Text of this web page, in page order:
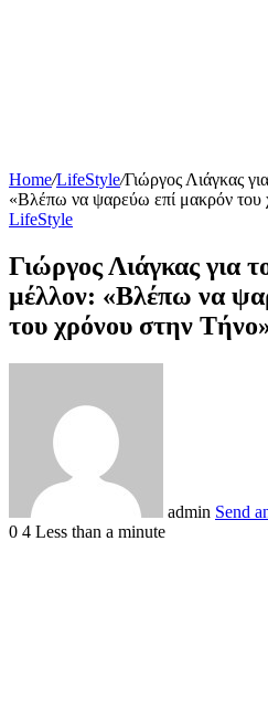
Home/LifeStyle/Γιώργος Λιάγκας
«Βλέπω να ψαρεύω επί μακρόν του
LifeStyle
Γιώργος Λιάγκας για
μέλλον: «Βλέπω να
του χρόνου στην
admin Send
0 4 Less than a minute